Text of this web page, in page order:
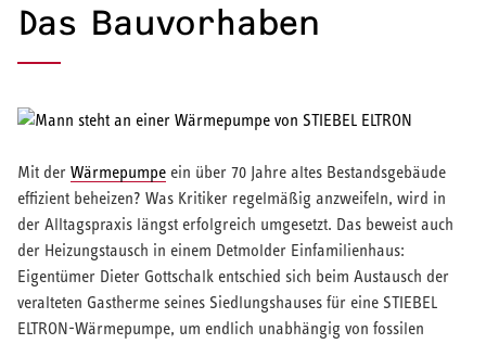
Das Bauvorhaben
Mit der Wärmepumpe ein über 70 Jahre altes Bestandsgebäude
effizient beheizen? Was Kritiker regelmäßig anzweifeln, wird in
der Alltagspraxis längst erfolgreich umgesetzt. Das beweist auch
der Heizungstausch in einem Detmolder Einfamilienhaus:
Eigentümer Dieter Gottschalk entschied sich beim Austausch der
veralteten Gastherme seines Siedlungshauses für eine STIEBEL
ELTRON-Wärmepumpe, um endlich unabhängig von fossilen